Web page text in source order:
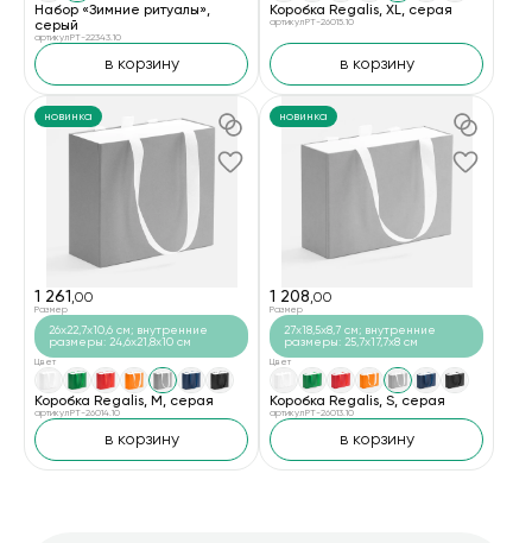
Набор «Зимние ритуалы»,
серый
артикул PT-22343.10
в корзину
Коробка Regalis, XL, серая
артикул PT-26015.10
в корзину
новинка
1 261,00
Размер
26x22,7x10,6 см; внутренние
размеры: 24,6x21,8x10 см
Цвет
Коробка Regalis, M, серая
артикул PT-26014.10
в корзину
новинка
1 208,00
Размер
27x18,5x8,7 см; внутренние
размеры: 25,7x17,7x8 см
Цвет
Коробка Regalis, S, серая
артикул PT-26013.10
в корзину